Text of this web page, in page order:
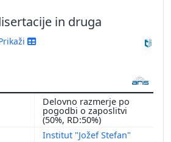
in druga
Delovno razmerje po
pogodbi o zaposlitvi
(50%, RD:50%)
Institut "Jožef Stefan"